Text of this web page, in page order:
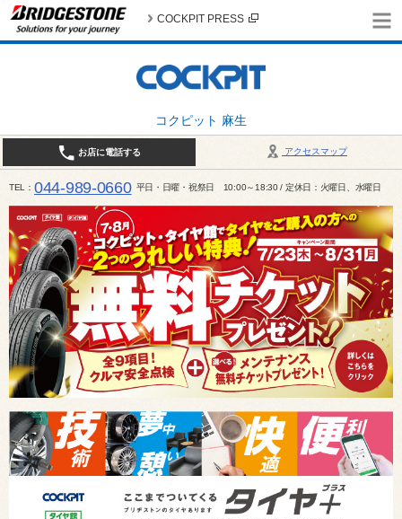
コクピット 麻生
COCKPIT PRESS
アクセスマップ
お店に電話する
TEL 044-989-0660 平日・日曜・祝祭日 10:00～18:30 / 定休日：火曜日、水曜日